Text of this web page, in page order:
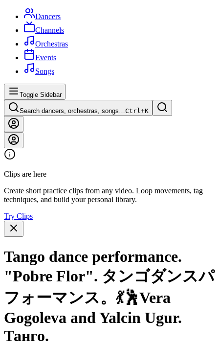
Dancers
Channels
Orchestras
Events
Songs
Toggle Sidebar
Search dancers, orchestras, songs…Ctrl+K
Clips are here
Create short practice clips from any video. Loop movements, tag
techniques, and build your personal library.
Try Clips
Tango dance performance.
"Pobre Flor". タンゴダンスパ
フォーマンス。💃🕺Vera
Gogoleva and Yalcin Ugur.
Танго.